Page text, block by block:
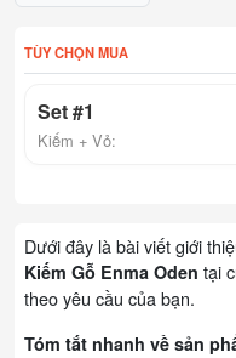
TÙY CHỌN MUA
Set #1
Kiếm + Vỏ:
Dưới đây là bài viết giới
Kiếm Gỗ Enma Oden tại
theo yêu cầu của bạn.
Tóm tắt nhanh về sản